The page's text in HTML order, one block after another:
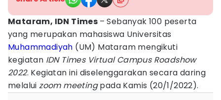
Mataram, IDN Times – Sebanyak 100 peserta
yang merupakan mahasiswa Universitas
Muhammadiyah (UM) Mataram mengikuti
kegiatan IDN Times Virtual Campus Roadshow
2022. Kegiatan ini diselenggarakan secara daring
melaluizoom meetingpada Kamis (20/1/2022).